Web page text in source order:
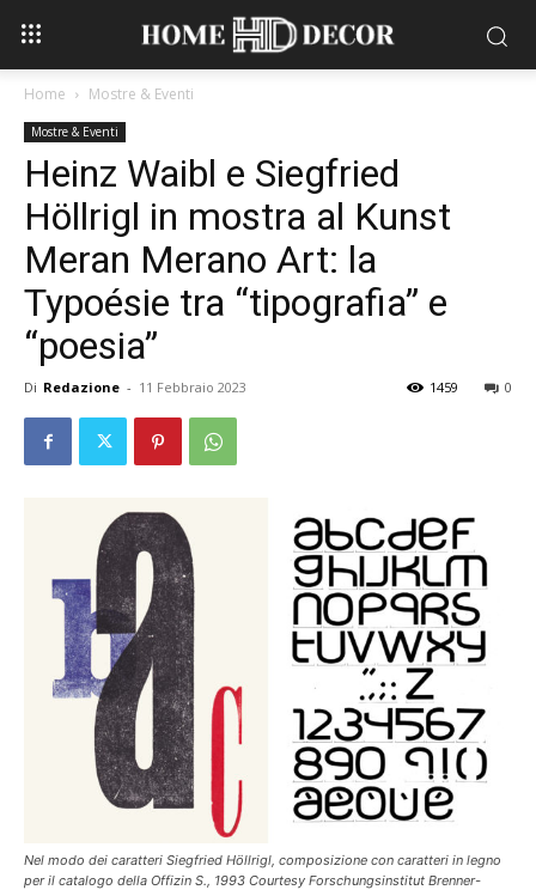
Home Mostre & Eventi
Mostre & Eventi
Heinz Waibl e Siegfried
Höllrigl in mostra al Kunst
Meran Merano Art: la
Typoésie tra “tipografia” e
“poesia”
Di Redazione - 11 Febbraio 2023 0
1459
Nel modo dei caratteri Siegfried Höllrigl, composizione con caratteri in legno
per il catalogo della Offizin S., 1993 Courtesy Forschungsinstitut Brenner-